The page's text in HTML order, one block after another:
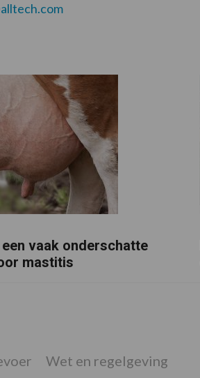
een vaak onderschatte
mastitis
Wet en regelgeving